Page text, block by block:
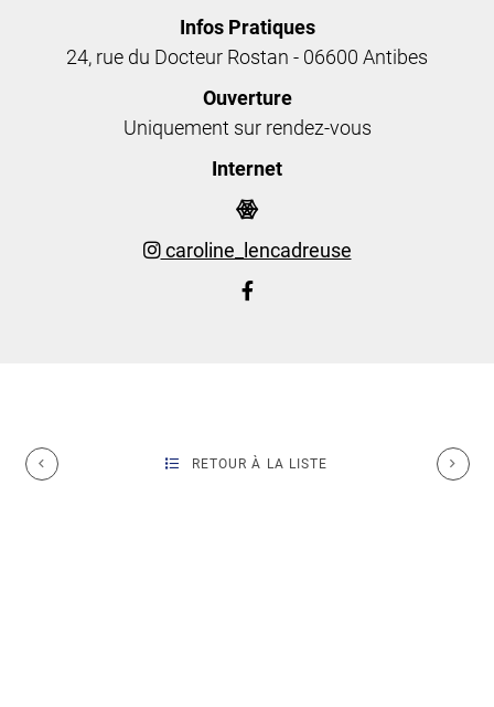
Infos Pratiques
24, rue du Docteur Rostan - 06600 Antibes
Ouverture
Uniquement sur rendez-vous
Internet
caroline_lencadreuse
RETOUR À LA LISTE